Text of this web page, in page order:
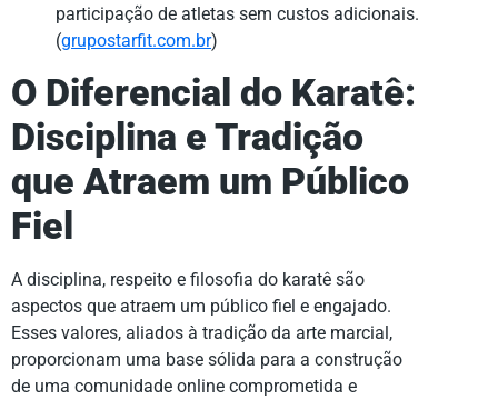
participação de atletas sem custos adicionais.
(grupostarfit.com.br)
O Diferencial do Karatê:
Disciplina e Tradição
que Atraem um Público
Fiel
A disciplina, respeito e filosofia do karatê são
aspectos que atraem um público fiel e engajado.
Esses valores, aliados à tradição da arte marcial,
proporcionam uma base sólida para a construção
de uma comunidade online comprometida e